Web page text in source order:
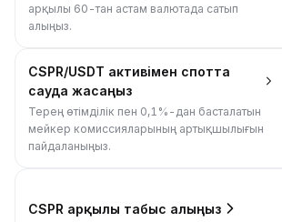
арқылы 60-тан астам валютада сатып
алыңыз.
CSPR/USDT активімен спотта
сауда жасаңыз
Терең өтімділік пен 0,1%-дан басталатын
мейкер комиссияларының артықшылығын
пайдаланыңыз.
CSPR арқылы табыс алыңыз